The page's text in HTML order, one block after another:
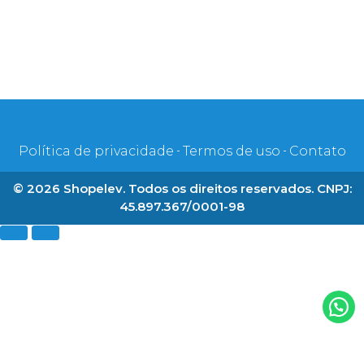
Política de privacidade Termos de uso Contato
© 2026 Shopelev. Todos os direitos reservados. CNPJ:
45.897.367/0001-98